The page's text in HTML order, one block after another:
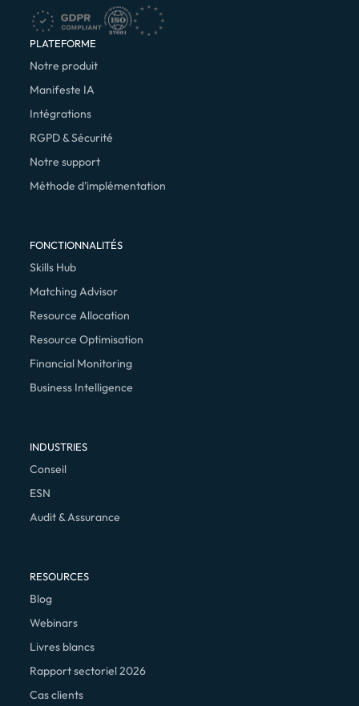
PLATEFORME
Notre produit
Manifeste IA
Intégrations
RGPD & Sécurité
Notre support
Méthode d’implémentation
FONCTIONNALITÉS
Skills Hub
Matching Advisor
Resource Allocation
Resource Optimisation
Financial Monitoring
Business Intelligence
INDUSTRIES
Conseil
ESN
Audit & Assurance
RESOURCES
Blog
Webinars
Livres blancs
Rapport sectoriel 2026
Cas clients